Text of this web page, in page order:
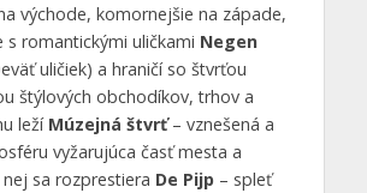
východe, komornejšie na západe,
s romantickými uličkami Negen
uličiek) a hraničí so štvrťou
štýlových obchodíkov, trhov a
leží Múzejná štvrť– vznešená a
vyžarujúca časť mesta a
sa rozprestiera De Pijp– spleť